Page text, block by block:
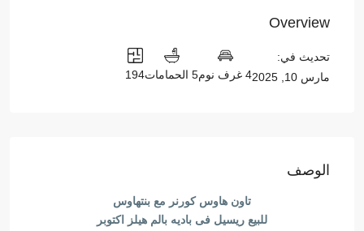
Overview
تحديث في:
مارس 10, 2025
4 غرف نوم 5 الحمامات 194
الوصف
تاون هاوس كورنر مع بنتهاوس
للبيع ريسيل فى باديه بالم هيلز اكتوبر